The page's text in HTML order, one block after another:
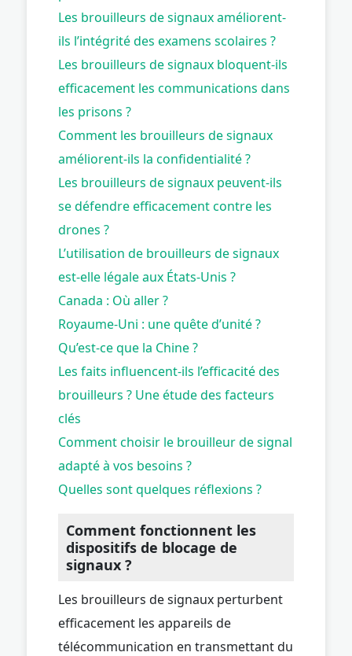
Les brouilleurs de signaux améliorent-
ils l’intégrité des examens scolaires ?
Les brouilleurs de signaux bloquent-ils
efficacement les communications dans
les prisons ?
Comment les brouilleurs de signaux
améliorent-ils la confidentialité ?
Les brouilleurs de signaux peuvent-ils
se défendre efficacement contre les
drones ?
L’utilisation de brouilleurs de signaux
est-elle légale aux États-Unis ?
Canada : Où aller ?
Royaume-Uni : une quête d’unité ?
Qu’est-ce que la Chine ?
Les faits influencent-ils l’efficacité des
brouilleurs ? Une étude des facteurs
clés
Comment choisir le brouilleur de signal
adapté à vos besoins ?
Quelles sont quelques réflexions ?
Comment fonctionnent les
dispositifs de blocage de
signaux ?
Les brouilleurs de signaux perturbent
efficacement les appareils de
télécommunication en transmettant du